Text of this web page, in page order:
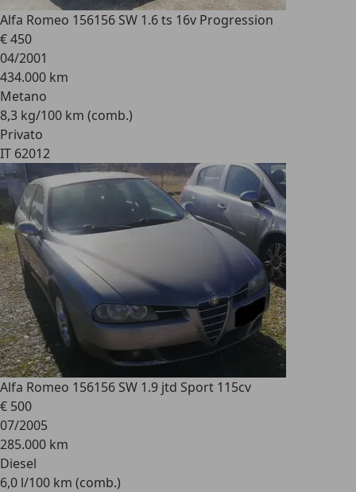
Alfa Romeo 156156 SW 1.6 ts 16v Progression
€ 450
04/2001
434.000 km
Metano
8,3 kg/100 km (comb.)
Privato
IT 62012
Alfa Romeo 156156 SW 1.9 jtd Sport 115cv
€ 500
07/2005
285.000 km
Diesel
6,0 l/100 km (comb.)